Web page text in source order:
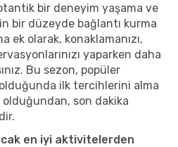
bir deneyim yaşama ve
bir düzeyde bağlantı kurma
ek olarak, konaklamanızı,
yaparken daha
Bu sezon, popüler
ilk tercihlerini alma
olduğundan, son dakika
en iyi aktivitelerden